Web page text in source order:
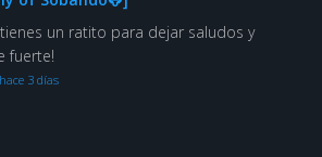
un ratito para dejar saludos y
fuerte!
3 días